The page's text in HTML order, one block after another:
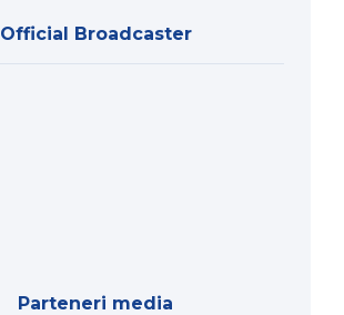
Official Broadcaster
Parteneri media